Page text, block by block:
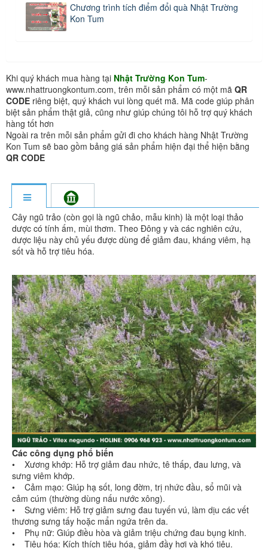
Chương trình tích điểm đổi quà Nhật Trường
Kon Tum
Khi quý khách mua hàng tại Nhật Trường Kon Tum-
www.nhattruongkontum.com, trên mỗi sản phẩm có một mã QR
CODE riêng biệt, quý khách vui lòng quét mã. Mã code giúp phân
biệt sản phẩm thật giả, cũng như giúp chúng tôi hỗ trợ quý khách
hàng tốt hơn
Ngoài ra trên mỗi sản phẩm gửi đi cho khách hàng Nhật Trường
Kon Tum sẽ bao gồm bảng giá sản phẩm hiện đại thể hiện bằng
QR CODE
Cây ngũ trảo (còn gọi là ngũ chảo, mẫu kinh) là một loại thảo
dược có tính ấm, mùi thơm. Theo Đông y và các nghiên cứu,
dược liệu này chủ yếu được dùng để giảm đau, kháng viêm, hạ
sốt và hỗ trợ tiêu hóa.
Các công dụng phổ biến
• Xương khớp: Hỗ trợ giảm đau nhức, tê thấp, đau lưng, và
sưng viêm khớp.
• Cảm mạo: Giúp hạ sốt, long đờm, trị nhức đầu, sổ mũi và
cảm cúm (thường dùng nấu nước xông).
• Sưng viêm: Hỗ trợ giảm sưng đau tuyến vú, làm dịu các vết
thương sưng tấy hoặc mẩn ngứa trên da.
• Phụ nữ: Giúp điều hòa và giảm triệu chứng đau bụng kinh.
• Tiêu hóa: Kích thích tiêu hóa, giảm đầy hơi và khó tiêu.